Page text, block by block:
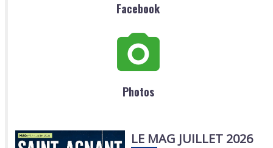
Facebook
Photos
LE MAG JUILLET 2026